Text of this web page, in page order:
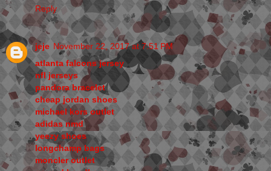
Reply
jeje November 22, 2017 at 7:51 PM
atlanta falcons jersey
nfl jerseys
pandora bracelet
cheap jordan shoes
michael kors outlet
adidas nmd
yeezy shoes
longchamp bags
moncler outlet